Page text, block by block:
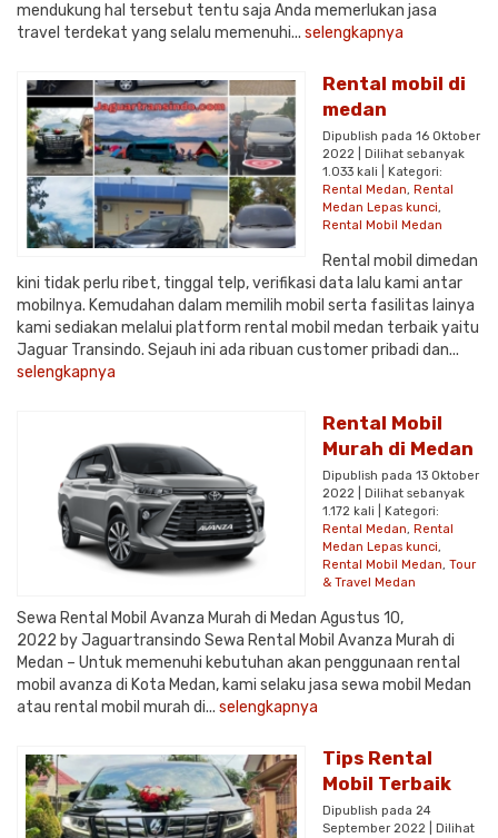
mendukung hal tersebut tentu saja Anda memerlukan jasa
travel terdekat yang selalu memenuhi... selengkapnya
Rental mobil di
medan
Dipublish pada 16 Oktober
2022 | Dilihat sebanyak
1.033 kali | Kategori:
Rental Medan, Rental
Medan Lepas kunci,
Rental Mobil Medan
Rental mobil dimedan
kini tidak perlu ribet, tinggal telp, verifikasi data lalu kami antar
mobilnya. Kemudahan dalam memilih mobil serta fasilitas lainya
kami sediakan melalui platform rental mobil medan terbaik yaitu
Jaguar Transindo. Sejauh ini ada ribuan customer pribadi dan...
selengkapnya
Rental Mobil
Murah di Medan
Dipublish pada 13 Oktober
2022 | Dilihat sebanyak
1.172 kali | Kategori:
Rental Medan, Rental
Medan Lepas kunci,
Rental Mobil Medan, Tour
& Travel Medan
Sewa Rental Mobil Avanza Murah di Medan Agustus 10,
2022 by Jaguartransindo Sewa Rental Mobil Avanza Murah di
Medan – Untuk memenuhi kebutuhan akan penggunaan rental
mobil avanza di Kota Medan, kami selaku jasa sewa mobil Medan
atau rental mobil murah di... selengkapnya
Tips Rental
Mobil Terbaik
Dipublish pada 24
September 2022 | Dilihat